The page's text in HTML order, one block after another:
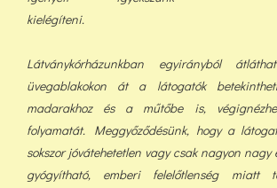
kielégíteni.
Látványkórházunkban egyirányból
üvegablakokon át a látogatók
madarakhoz és a műtőbe is,
folyamatát. Meggyőződésünk, hogy a
sokszor jóvátehetetlen vagy csak nagyon nagy
gyógyítható, emberi felelőtlenség miatt